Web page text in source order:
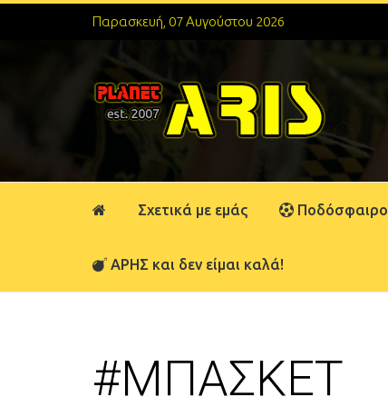
Παρασκευή, 07 Αυγούστου 2026
Σχετικά με εμάς Ποδόσφαιρο
ΑΡΗΣ και δεν είμαι καλά!
#ΜΠΑΣΚΕΤ